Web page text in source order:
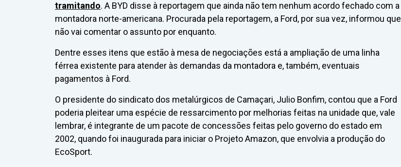
tramitando. A BYD disse à reportagem que ainda não tem nenhum acordo fechado com a
montadora norte-americana. Procurada pela reportagem, a Ford, por sua vez, informou que
não vai comentar o assunto por enquanto.
Dentre esses itens que estão à mesa de negociações está a ampliação de uma linha
férrea existente para atender às demandas da montadora e, também, eventuais
pagamentos à Ford.
O presidente do sindicato dos metalúrgicos de Camaçari, Julio Bonfim, contou que a Ford
poderia pleitear uma espécie de ressarcimento por melhorias feitas na unidade que, vale
lembrar, é integrante de um pacote de concessões feitas pelo governo do estado em
2002, quando foi inaugurada para iniciar o Projeto Amazon, que envolvia a produção do
EcoSport.